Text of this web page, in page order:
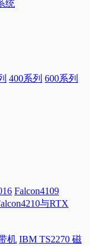
统
400系列 600系列
Falcon4109
与RTX
机 IBM TS2270 磁